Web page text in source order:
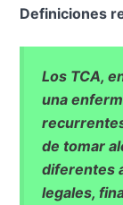
Definiciones
Los TCA,
una
de tomar
diferentes
legales,